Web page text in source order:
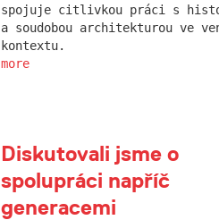
spojuje citlivkou práci s
a soudobou architekturou ve
kontextu.
more
Diskutovali jsme o
spolupráci napříč
generacemi